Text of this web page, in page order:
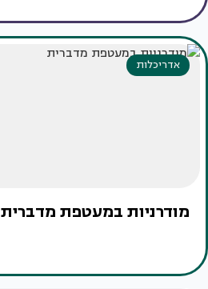
אדריכלות
מודרניות במעטפת מדברית